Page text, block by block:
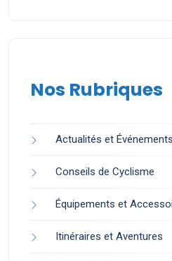
Nos Rubriques
Actualités et Événements
Conseils de Cyclisme
Équipements et
Itinéraires et Aventures